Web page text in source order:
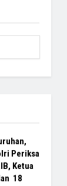
Periksa
Ketua
18